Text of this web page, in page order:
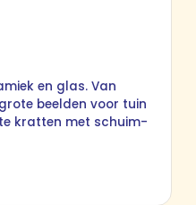
en glas. Van
beelden voor tuin
kratten met schuim-